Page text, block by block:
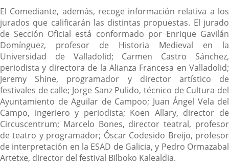
una
aplicación
externa.
El Comediante, además, recoge información relativa a los
jurados que calificarán las distintas propuestas. El jurado
de Sección Oficial está conformado por Enrique Gavilán
Domínguez, profesor de Historia Medieval en la
Universidad de Valladolid; Carmen Castro Sánchez,
periodista y directora de la Alianza Francesa en Valladolid;
Jeremy Shine, programador y director artístico de
festivales de calle; Jorge Sanz Pulido, técnico de Cultura del
Ayuntamiento de Aguilar de Campoo; Juan Ángel Vela del
Campo, ingeriero y periodista; Koen Allary, director de
Circuscentrum; Marcelo Bones, director teatral, profesor
de teatro y programador; Óscar Codesido Breijo, profesor
de interpretación en la ESAD de Galicia, y Pedro Ormazabal
Artetxe, director del festival Bilboko Kalealdia.